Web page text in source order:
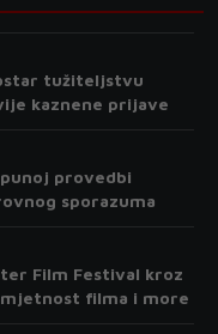
tužiteljstvu
kaznene prijave
provedbi
sporazuma
Film Festival kroz
filma i more